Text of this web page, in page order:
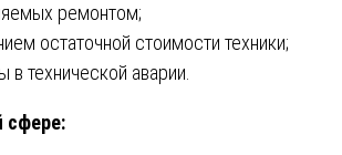
ремонтом;
остаточной стоимости техники;
в технической аварии.
сфере: